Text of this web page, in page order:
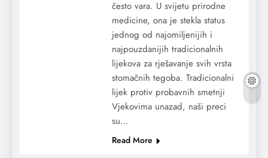
često vara. U svijetu prirodne
medicine, ona je stekla status
jednog od najomiljenijih i
najpouzdanijih tradicionalnih
lijekova za rješavanje svih vrsta
stomačnih tegoba. Tradicionalni
lijek protiv probavnih smetnji
Vjekovima unazad, naši preci
su…
Read More